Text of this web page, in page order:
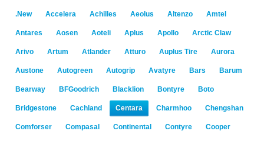
.New Accelera Achilles Aeolus Altenzo Amtel
Antares Aosen Aoteli Aplus Apollo Arctic Claw
Arivo Artum Atlander Atturo Auplus Tire Aurora
Austone Autogreen Autogrip Avatyre Bars Barum
Bearway BFGoodrich Blacklion Bontyre Boto
Bridgestone Cachland Centara Charmhoo Chengshan
Comforser Compasal Continental Contyre Cooper